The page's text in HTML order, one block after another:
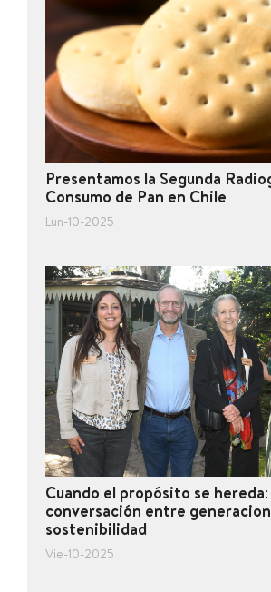
Presentamos la Segunda
Consumo de Pan en Chile
Lun-10-2025
Cuando el propósito se hereda:
conversación entre
sostenibilidad
Vie-10-2025